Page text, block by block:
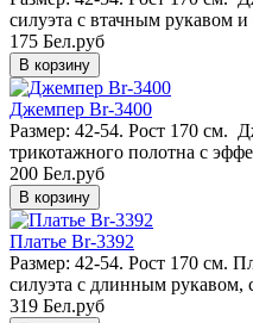
силуэта с втачным рукавом и
175 Бел.руб
Джемпер Br-3400
Размер: 42-54. Рост 170 см.
трикотажного полотна с
200 Бел.руб
Платье Br-3392
Размер: 42-54. Рост 170 см.
силуэта с длинным рукавом,
319 Бел.руб